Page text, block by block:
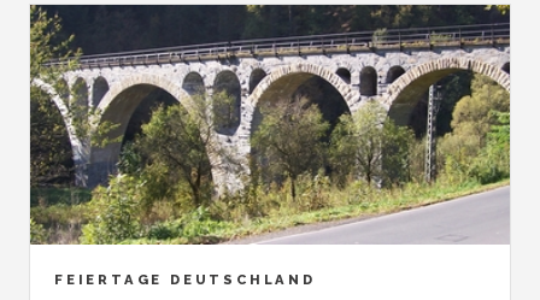
FEIERTAGE DEUTSCHLAND